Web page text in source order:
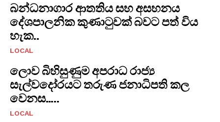
​බන්ධනාගාර ආතතිය සහ අසහනය
දේශපාලනික කුණාටුවක් බවට පත් විය
හැක..
LOCAL
ලොව බිහිසුණුම අපරාධ රාජ්‍ය
සැල්වදෝරයට තරුණ ජනාධිපති කල
වෙනස…..
LOCAL